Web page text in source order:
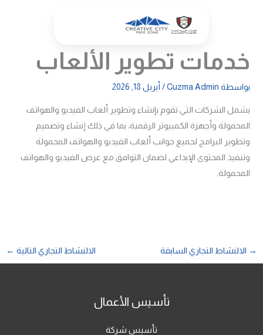
خدمات تطوير الألعاب
بواسطة Cuzma Admin
/ أبريل 18, 2026
يشمل الشركات التي تقوم بإنشاء وتطوير ألعاب الفيديو والهواتف
المحمولة وأجهزة الكمبيوتر الرقمية، بما في ذلك إنشاء وتصميم
وتطوير البرامج لجميع جوانب ألعاب الفيديو والهواتف المحمولة
وتنفيذ المحتوى الإبداعي لضمان التوافق مع عرض الفيديو والهواتف
المحمولة.
→ الالنشاط التجاري السابقة الالنشاط التجاري التالية ←
تأسيس الأعمال
تأسيس شركة